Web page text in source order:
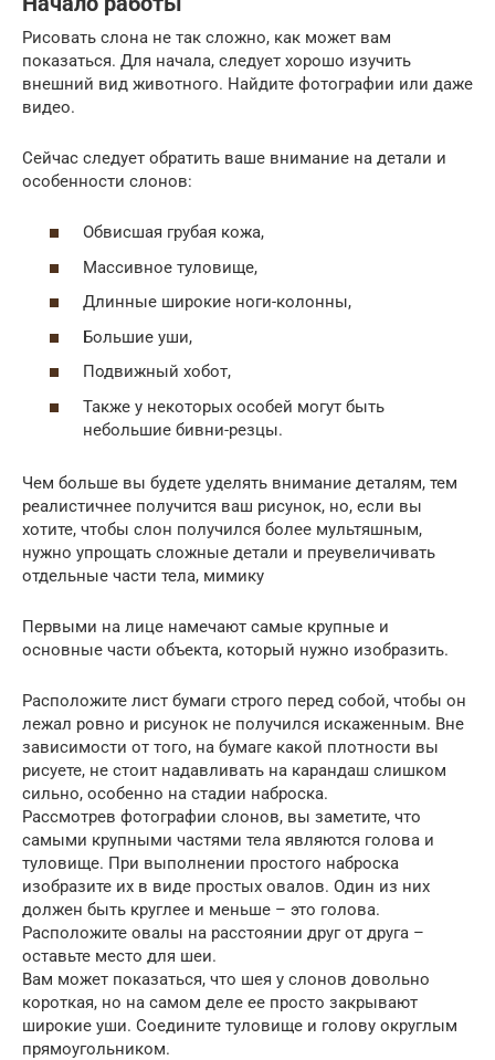
Рисовать слона не так сложно, как может вам
показаться. Для начала, следует хорошо изучить
внешний вид животного. Найдите фотографии или даже
видео.
Сейчас следует обратить ваше внимание на детали и
особенности слонов:
Обвисшая грубая кожа,
Массивное туловище,
Длинные широкие ноги-колонны,
Большие уши,
Подвижный хобот,
Также у некоторых особей могут быть
небольшие бивни-резцы.
Чем больше вы будете уделять внимание деталям, тем
реалистичнее получится ваш рисунок, но, если вы
хотите, чтобы слон получился более мультяшным,
нужно упрощать сложные детали и преувеличивать
отдельные части тела, мимику
Первыми на лице намечают самые крупные и
основные части объекта, который нужно изобразить.
Расположите лист бумаги строго перед собой, чтобы он
лежал ровно и рисунок не получился искаженным. Вне
зависимости от того, на бумаге какой плотности вы
рисуете, не стоит надавливать на карандаш слишком
сильно, особенно на стадии наброска.
Рассмотрев фотографии слонов, вы заметите, что
самыми крупными частями тела являются голова и
туловище. При выполнении простого наброска
изобразите их в виде простых овалов. Один из них
должен быть круглее и меньше – это голова.
Расположите овалы на расстоянии друг от друга –
оставьте место для шеи.
Вам может показаться, что шея у слонов довольно
короткая, но на самом деле ее просто закрывают
широкие уши. Соедините туловище и голову округлым
прямоугольником.